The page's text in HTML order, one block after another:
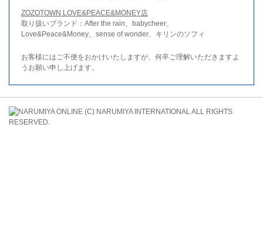
ZOZOTOWN LOVE&PEACE&MONEY店
取り扱いブランド：After the rain、babycheer、
Love&Peace&Money、sense of wonder、キリンのソフィ
お客様にはご不便をおかけいたしますが、何卒ご理解いただきますよ
うお願い申し上げます。